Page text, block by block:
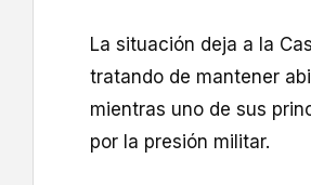
La situación deja a la
tratando de mantener
mientras uno de sus
por la presión militar.